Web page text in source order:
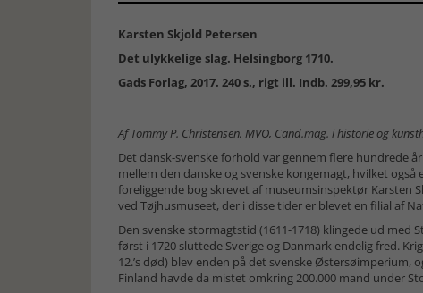
Karsten Skjold Petersen
Det ulykkelige slag. Helsingborg 1710.
Gads Forlag, 2017. 240 s., rigt ill. Indb. 299,95 kr.
Af Tommy P. Christensen, MVO, Cand.mag. i historie og
Det dansk-svenske forhold var gennem flere hundrede
mellem den danske og svenske kongemagt, hvilket også
foreliggende bog skrevet af museumsinspektør Karsten
ved Tøjhusmuseet, der i disse tider er blevet en filial af
Den svenske stormagtstid (1611-1718) klingede ud med
først i 1720 sluttede Sverige og Danmark endelig fred.
12.’s død) blev enden på det svenske Østersøimperium,
Finland havde da mistet omkring 200.000 mand under